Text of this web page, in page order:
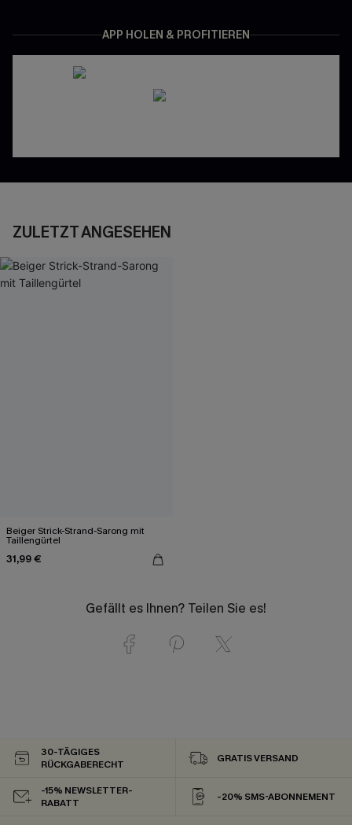
APP HOLEN & PROFITIEREN
ZULETZT ANGESEHEN
Beiger Strick-Strand-Sarong mit
Taillengürtel
31,99 €
Gefällt es Ihnen? Teilen Sie es!
30-TÄGIGES
RÜCKGABERECHT
GRATIS VERSAND
-15% NEWSLETTER-
RABATT
-20% SMS-ABONNEMENT